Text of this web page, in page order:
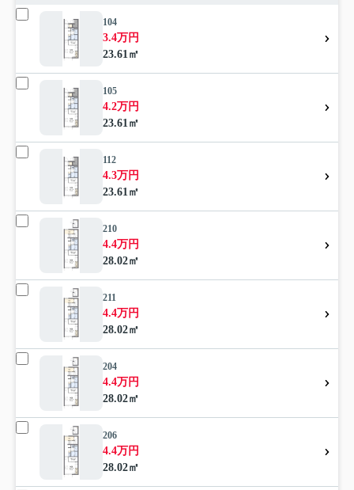
104
3.4万円
23.61㎡
105
4.2万円
23.61㎡
112
4.3万円
23.61㎡
210
4.4万円
28.02㎡
211
4.4万円
28.02㎡
204
4.4万円
28.02㎡
206
4.4万円
28.02㎡